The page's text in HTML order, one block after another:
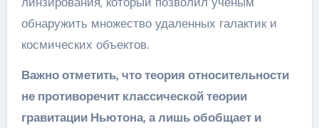
обнаружить множество удаленных галактик и
космических объектов.
Важно отметить, что теория относительности
не противоречит классической теории
гравитации Ньютона, а лишь обобщает и